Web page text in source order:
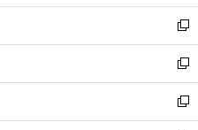
ウ
ィ
ン
ド
ウ
で
開
し
い
ウ
ィ
ン
ド
ウ
新
し
い
ウ
ィ
ン
新
し
い
ウ
新
し